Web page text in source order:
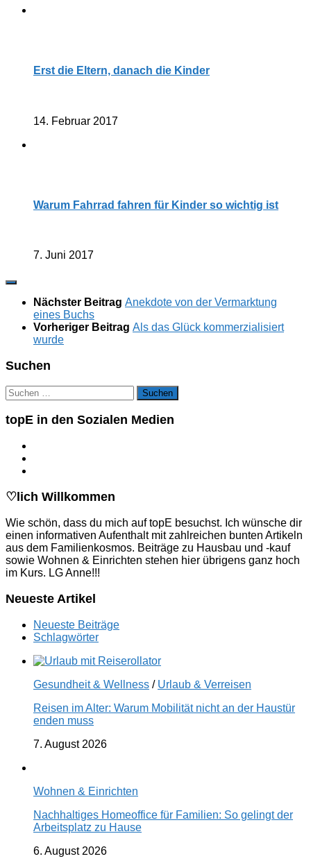
Erst die Eltern, danach die Kinder
14. Februar 2017
Warum Fahrrad fahren für Kinder so wichtig ist
7. Juni 2017
Nächster Beitrag Anekdote von der Vermarktung
eines Buchs
Vorheriger Beitrag Als das Glück kommerzialisiert
wurde
Suchen
Suchen
nach:
topE in den Sozialen Medien
♡lich Willkommen
Wie schön, dass du mich auf topE besuchst. Ich wünsche dir
einen informativen Aufenthalt mit zahlreichen bunten Artikeln
aus dem Familienkosmos. Beiträge zu Hausbau und -kauf
sowie Wohnen & Einrichten stehen hier übrigens ganz hoch
im Kurs. LG Anne!!!
Neueste Artikel
Neueste Beiträge
Schlagwörter
Gesundheit & Wellness / Urlaub & Verreisen
Reisen im Alter: Warum Mobilität nicht an der Haustür
enden muss
7. August 2026
Wohnen & Einrichten
Nachhaltiges Homeoffice für Familien: So gelingt der
Arbeitsplatz zu Hause
6. August 2026